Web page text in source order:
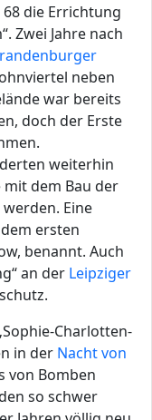
68 die Errichtung
Zwei Jahre nach
neben
war bereits
doch der Erste
weiterhin
mit dem Bau der
Eine
ersten
benannt. Auch
an der Leipziger
Charlotten-
in der Nacht von
von Bomben
so schwer